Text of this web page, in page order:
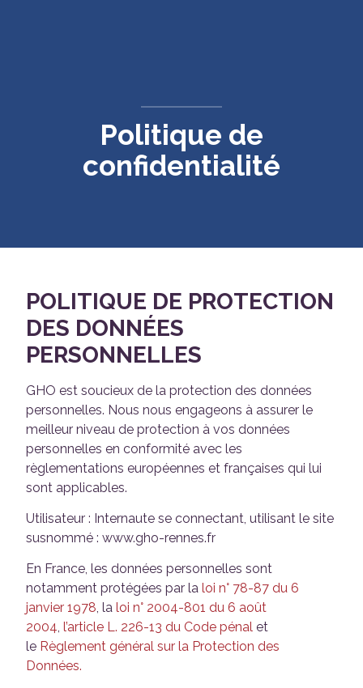
Politique de
confidentialité
POLITIQUE DE PROTECTION
DES DONNÉES
PERSONNELLES
GHO est soucieux de la protection des données
personnelles. Nous nous engageons à assurer le
meilleur niveau de protection à vos données
personnelles en conformité avec les
règlementations européennes et françaises qui lui
sont applicables.
Utilisateur : Internaute se connectant, utilisant le site
susnommé : www.gho-rennes.fr
En France, les données personnelles sont
notamment protégées par la loi n° 78-87 du 6
janvier 1978, la loi n° 2004-801 du 6 août
2004, l’article L. 226-13 du Code pénal et
le Règlement général sur la Protection des
Données.